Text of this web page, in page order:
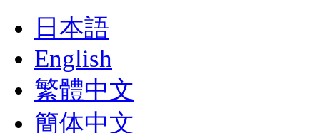
日本語
English
繁體中文
簡体中文